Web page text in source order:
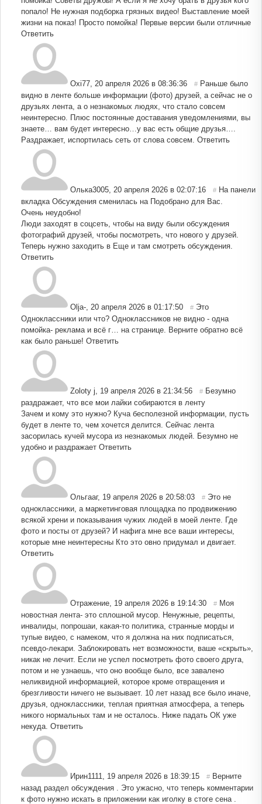
попало! Не нужная подборка грязных видео! Выставление моей
жизни на показ! Просто помойка! Первые версии были отличные
Ответить
Оxi77 20 апреля 2026 в 08:36:36 # Раньше было
видно в ленте больше информации (фото) друзей, а сейчас не о
друзьях лента, а о незнакомых людях, что стало совсем
неинтересно. Плюс постоянные доставания уведомлениями, вы
знаете… вам будет интересно…у вас есть общие друзья….
Раздражает, испортилась сеть от слова совсем. Ответить
Олька3005 20 апреля 2026 в 02:07:16 # На панели
вкладка Обсуждения сменилась на Подобрано для Вас.
Очень неудобно!
Люди заходят в соцсеть, чтобы на виду были обсуждения
фотографий друзей, чтобы посмотреть, что нового у друзей.
Теперь нужно заходить в Еще и там смотреть обсуждения.
Ответить
Olja- 20 апреля 2026 в 01:17:50 # Это
Одноклассники или что? Одноклассников не видно - одна
помойка- реклама и всё г… на странице. Верните обратно всё
как было раньше! Ответить
Zoloty j 19 апреля 2026 в 21:34:56 # Безумно
раздражает, что все мои лайки собираются в ленту
Зачем и кому это нужно? Куча бесполезной информации, пусть
будет в ленте то, чем хочется делится. Сейчас лента
засорилась кучей мусора из незнакомых людей. Безумно не
удобно и раздражает Ответить
Ольгааг, 19 апреля 2026 в 20:58:03 # Это не
одноклассники, а маркетинговая площадка по продвижению
всякой хрени и показывания чужих людей в моей ленте. Где
фото и посты от друзей? И нафига мне все ваши интересы,
которые мне неинтересны Кто это овно придумал и двигает.
Ответить
Отражение 19 апреля 2026 в 19:14:30 # Моя
новостная лента- это сплошной мусор. Ненужные, рецепты,
инвалиды, попрошаи, какая-то политика, странные морды и
тупые видео, с намеком, что я должна на них подписаться,
псевдо-лекари. Заблокировать нет возможности, ваше «скрыть»,
никак не лечит. Если не успел посмотреть фото своего друга,
потом и не узнаешь, что оно вообще было, все завалено
неликвидной информацией, которое кроме отвращения и
брезгливости ничего не вызывает. 10 лет назад все было иначе,
друзья, одноклассники, теплая приятная атмосфера, а теперь
никого нормальных там и не осталось. Ниже падать ОК уже
некуда. Ответить
Ирин1111 19 апреля 2026 в 18:39:15 # Верните
назад раздел обсуждения . Это ужасно, что теперь комментарии
к фото нужно искать в приложении как иголку в стоге сена .